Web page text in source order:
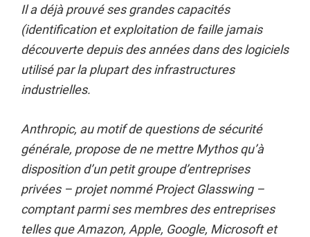
Il a déjà prouvé ses grandes capacités
(identification et exploitation de faille jamais
découverte depuis des années dans des logiciels
utilisé par la plupart des infrastructures
industrielles.
Anthropic, au motif de questions de sécurité
générale, propose de ne mettre Mythos qu’à
disposition d’un petit groupe d’entreprises
privées – projet nommé Project Glasswing –
comptant parmi ses membres des entreprises
telles que Amazon, Apple, Google, Microsoft et